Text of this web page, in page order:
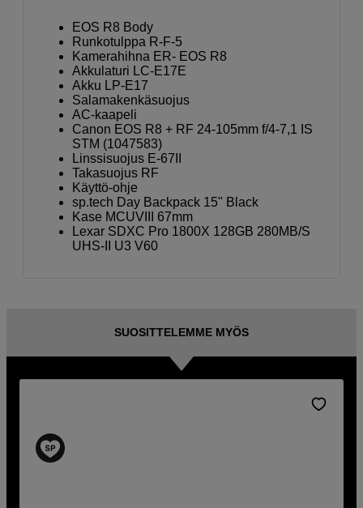
EOS R8 Body
Runkotulppa R-F-5
Kamerahihna ER- EOS R8
Akkulaturi LC-E17E
Akku LP-E17
Salamakenkäsuojus
AC-kaapeli
Canon EOS R8 + RF 24-105mm f/4-7,1 IS
STM (1047583)
Linssisuojus E-67II
Takasuojus RF
Käyttö-ohje
sp.tech Day Backpack 15" Black
Kase MCUVIII 67mm
Lexar SDXC Pro 1800X 128GB 280MB/S
UHS-II U3 V60
SUOSITTELEMME MYÖS